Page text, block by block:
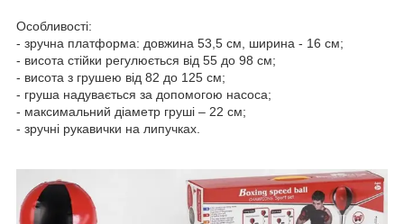
Особливості:
- зручна платформа: довжина 53,5 см, ширина - 16 см;
- висота стійки регулюється від 55 до 98 см;
- висота з грушею від 82 до 125 см;
- груша надувається за допомогою насоса;
- максимальний діаметр груші – 22 см;
- зручні рукавички на липучках.